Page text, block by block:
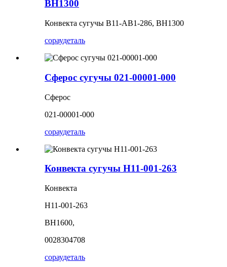
BH1300
Конвекта сугучы B11-AB1-286, BH1300
сораудеталь
Сферос сугучы 021-00001-000
Сферос
021-00001-000
сораудеталь
Конвекта сугучы H11-001-263
Конвекта
H11-001-263
BH1600,
0028304708
сораудеталь